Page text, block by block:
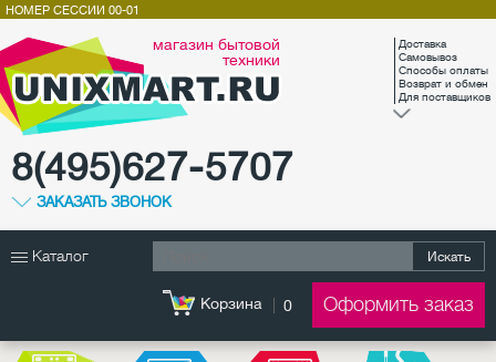
магазин бытовой
техники
8(495)627-5707
ЗАКАЗАТЬ ЗВОНОК
Доставка
Самовывоз
Способы оплаты
Возврат и обмен
Для поставщиков
НОМЕР СЕССИИ 00-01
Каталог Искать
Корзина 0 Оформить заказ